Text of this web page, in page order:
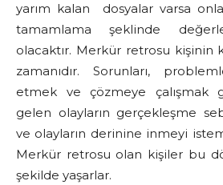
yarım kalan dosyalar varsa
tamamlama şeklinde
olacaktır. Merkür retrosu kişinin
zamanıdır. Sorunları,
etmek ve çözmeye çalışmak
gelen olayların gerçekleşme
ve olayların derinine inmeyi
Merkür retrosu olan kişiler bu
şekilde yaşarlar.